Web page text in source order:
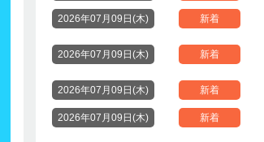
2026年07月09日(木) 新着
2026年07月09日(木) 新着
2026年07月09日(木) 新着
2026年07月09日(木) 新着